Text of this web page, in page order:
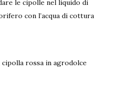
le cipolle nel liquido di
con l’acqua di cottura
rossa in agrodolce